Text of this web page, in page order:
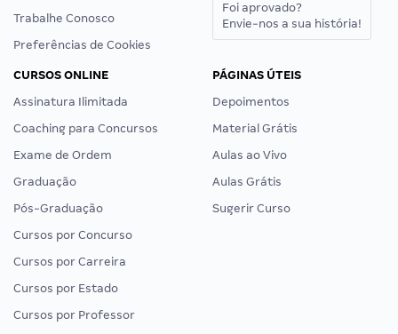
Trabalhe Conosco
Preferências de Cookies
Foi aprovado?
Envie-nos a sua história!
CURSOS ONLINE
Assinatura Ilimitada
Coaching para Concursos
Exame de Ordem
Graduação
Pós-Graduação
Cursos por Concurso
Cursos por Carreira
Cursos por Estado
Cursos por Professor
PÁGINAS ÚTEIS
Depoimentos
Material Grátis
Aulas ao Vivo
Aulas Grátis
Sugerir Curso